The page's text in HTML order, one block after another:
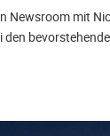
Newsroom mit